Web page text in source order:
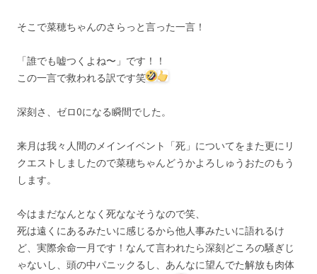
そこで菜穂ちゃんのさらっと言った一言！
「誰でも嘘つくよね〜」です！！
この一言で救われる訳です笑
深刻さ、ゼロ0になる瞬間でした。
来月は我々人間のメインイベント「死」についてをまた更にリ
クエストしましたので菜穂ちゃんどうかよろしゅうおたのもう
します。
今はまだなんとなく死ななそうなので笑、
死は遠くにあるみたいに感じるから他人事みたいに語れるけ
ど、実際余命一月です！なんて言われたら深刻どころの騒ぎじ
ゃないし、頭の中パニックるし、あんなに望んでた解放も肉体